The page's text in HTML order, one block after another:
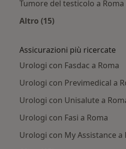
Tumore del testicolo a Roma
Altro (15)
Assicurazioni più ricercate
Urologi con Fasdac a Roma
Urologi con Previmedical a
Urologi con Unisalute a
Urologi con Fasi a Roma
Urologi con My Assistance a